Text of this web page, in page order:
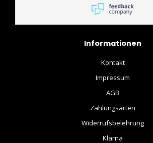
reageren, behulpzaam, ze
doen het hier allemaal!
Informationen
Kontakt
Impressum
AGB
Zahlungsarten
Widerrufsbelehrung
Klarna